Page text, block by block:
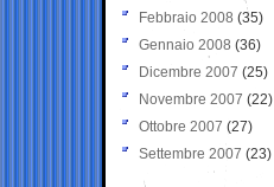
Febbraio 2008 (35)
Gennaio 2008 (36)
Dicembre 2007 (25)
Novembre 2007 (22)
Ottobre 2007 (27)
Settembre 2007 (23)